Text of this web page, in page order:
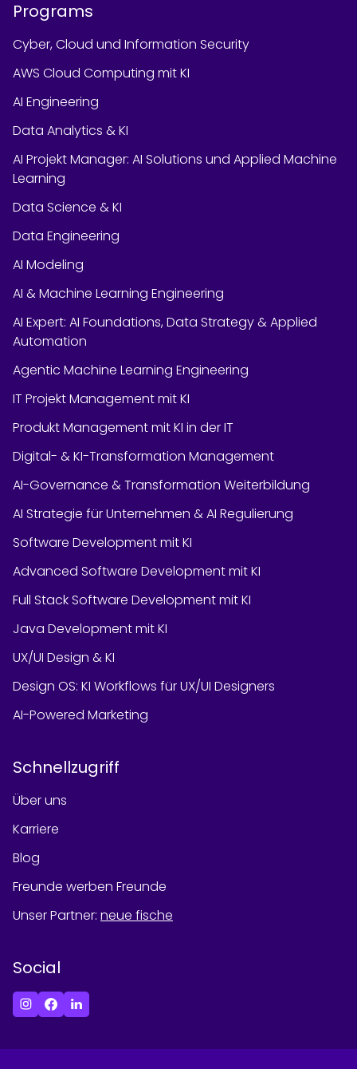
Programs
Cyber, Cloud und Information Security
AWS Cloud Computing mit KI
AI Engineering
Data Analytics & KI
AI Projekt Manager: AI Solutions und Applied Machine
Learning
Data Science & KI
Data Engineering
AI Modeling
AI & Machine Learning Engineering
AI Expert: AI Foundations, Data Strategy & Applied
Automation
Agentic Machine Learning Engineering
IT Projekt Management mit KI
Produkt Management mit KI in der IT
Digital- & KI-Transformation Management
AI-Governance & Transformation Weiterbildung
AI Strategie für Unternehmen & AI Regulierung
Software Development mit KI
Advanced Software Development mit KI
Full Stack Software Development mit KI
Java Development mit KI
UX/UI Design & KI
Design OS: KI Workflows für UX/UI Designers
AI-Powered Marketing
Schnellzugriff
Über uns
Karriere
Blog
Freunde werben Freunde
Unser Partner: neue fische
Social